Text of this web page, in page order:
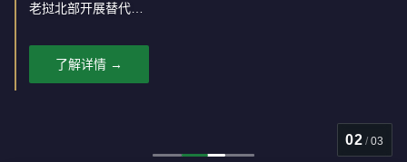
老挝北部开展替代种
了解详情 →
02 / 03